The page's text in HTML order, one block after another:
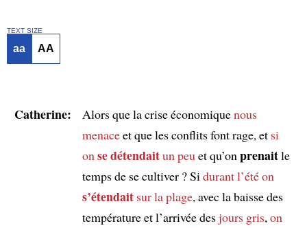
TEXT SIZE
aa AA
Catherine: Alors que la crise économiquenous
menaceet que les conflits font rage, et si
on se détendaitun peu et qu’on prenaitle
temps de se cultiver ? Si durant l’étéon
s’étendaitsur la plage, avec la baisse des
température et l’arrivée desjours gris, on